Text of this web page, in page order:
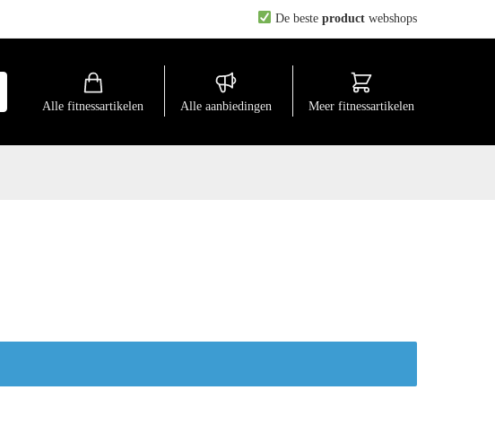
De beste product webshops
Alle fitnessartikelen Alle aanbiedingen Meer fitnessartikelen